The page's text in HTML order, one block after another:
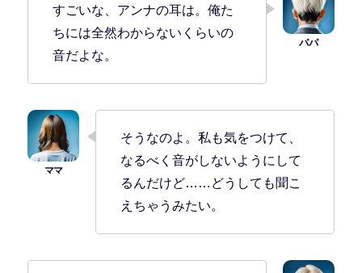
すごいな、アンナの耳は。俺た
ちには全然わからないくらいの
音だよな。
そうなのよ。私も気をつけて、
なるべく音がしないようにして
るんだけど……どうしても聞こ
えちゃうみたい。